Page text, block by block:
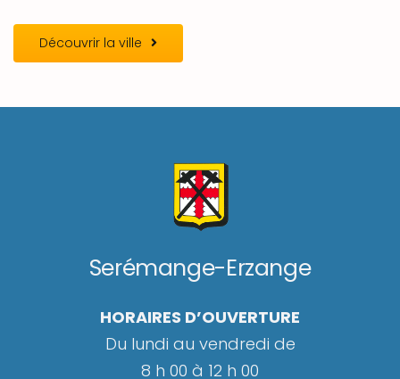
Découvrir la ville
Serémange-Erzange
HORAIRES D’OUVERTURE
Du lundi au vendredi de
8 h 00 à 12 h 00